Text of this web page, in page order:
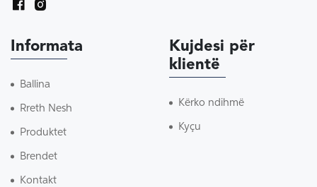
Informata
Ballina
Rreth Nesh
Produktet
Brendet
Kontakt
Kujdesi për
klientë
Kërko ndihmë
Kyçu